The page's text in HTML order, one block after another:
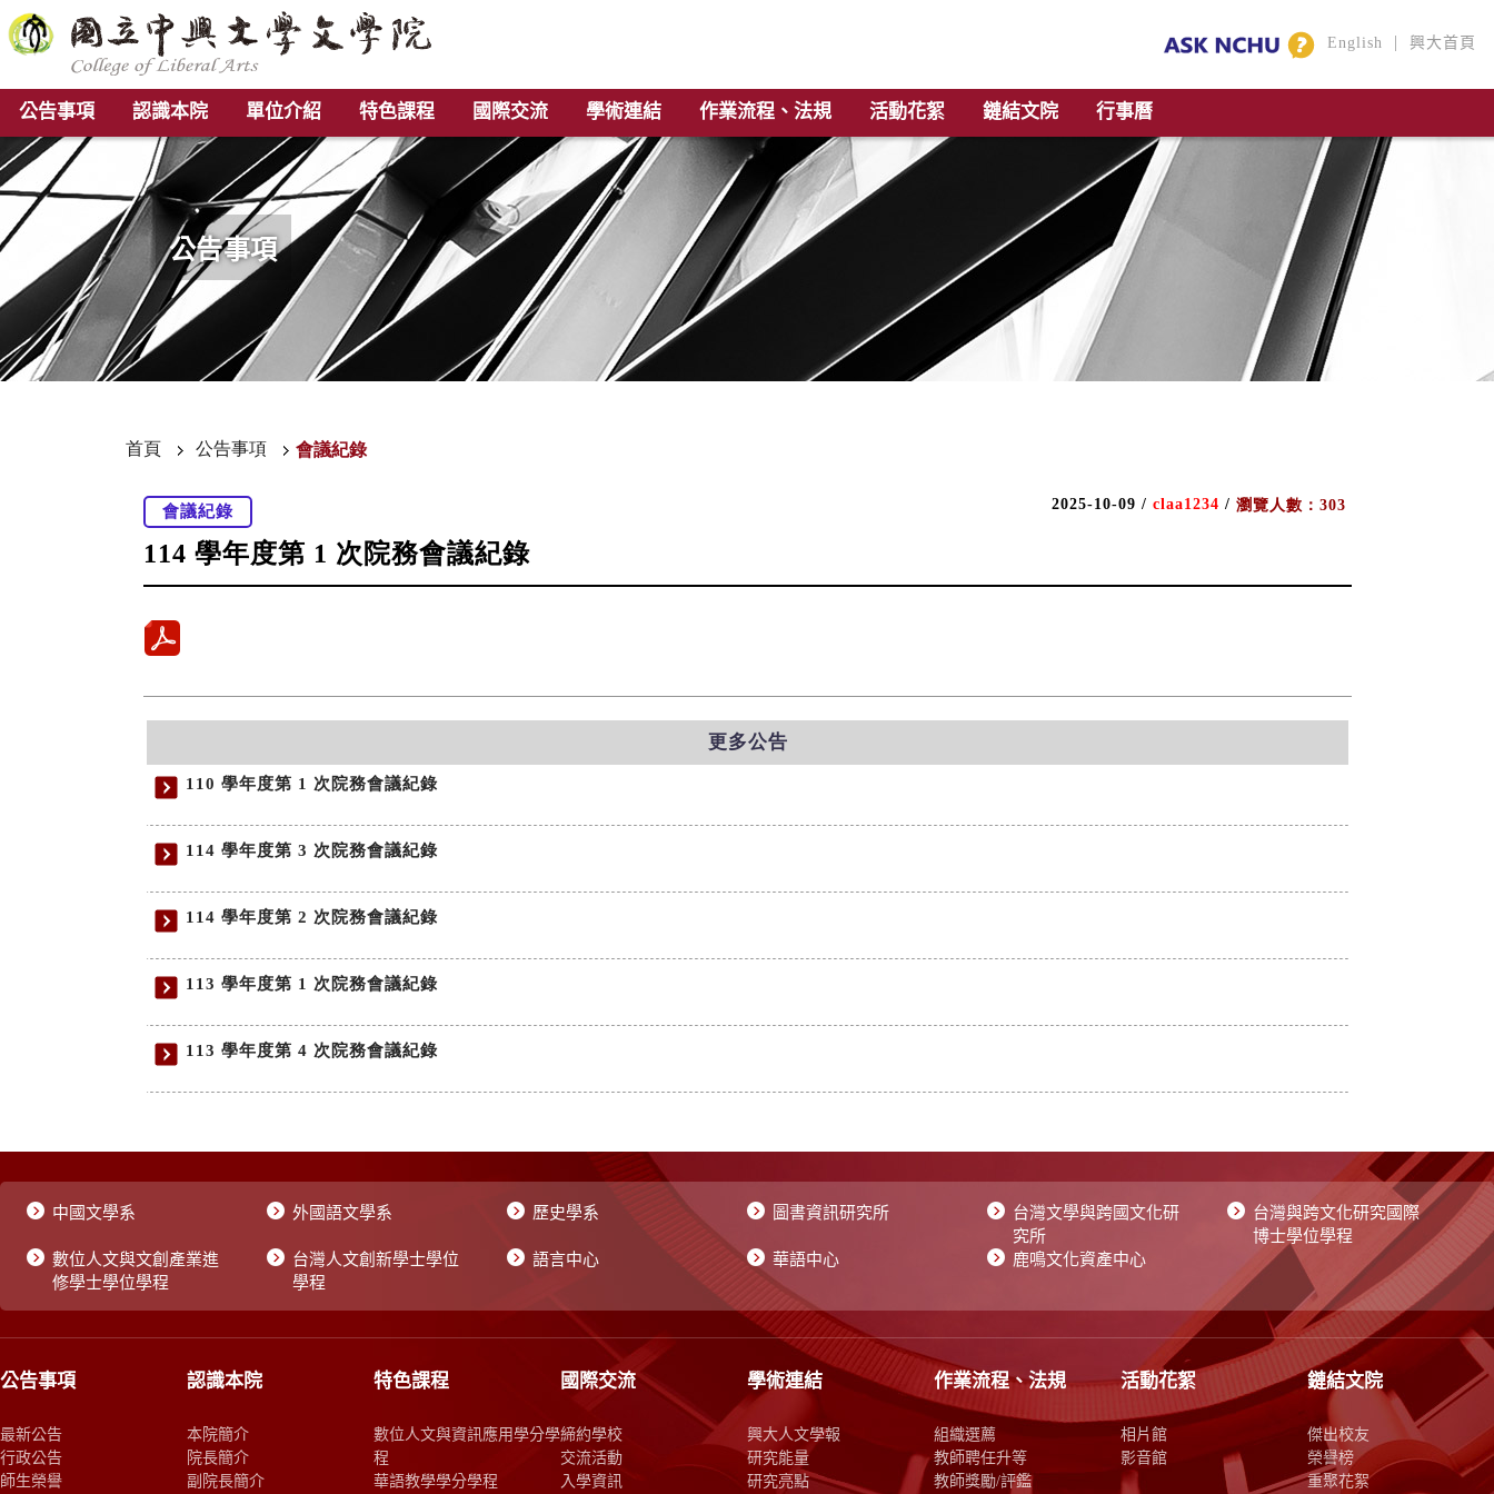
English | 興大首頁
公告事項 認識本院 單位介紹 特色課程 國際交流 學術連結 作業流程、法規 活動花絮 鏈結文院 行事曆
公告事項
中國文學系 外國語文學系 歷史學系 圖書資訊研究所
台灣文學與跨國文化研
究所
台灣與跨文化研究國際
博士學位學程
數位人文與文創產業進
修學士學位學程
台灣人文創新學士學位
學程
語言中心 華語中心 鹿鳴文化資產中心
公告事項
最新公告
行政公告
師生榮譽
認識本院
本院簡介
院長簡介
副院長簡介
特色課程
數位人文與資訊應用學分學
程
華語教學學分學程
國際交流
締約學校
交流活動
入學資訊
學術連結
興大人文學報
研究能量
研究亮點
作業流程、法規
組織選薦
教師聘任升等
教師獎勵/評鑑
活動花絮
相片館
影音館
鏈結文院
傑出校友
榮譽榜
重聚花絮